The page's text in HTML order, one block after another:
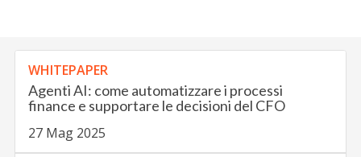
WHITEPAPER
Agenti AI: come automatizzare i processi
finance e supportare le decisioni del CFO
27 Mag 2025